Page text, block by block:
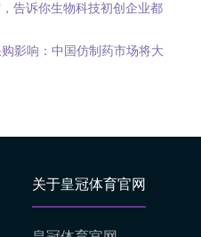
告诉你生物科技初创企业都
影响：中国仿制药市场将大
关于皇冠体育官网